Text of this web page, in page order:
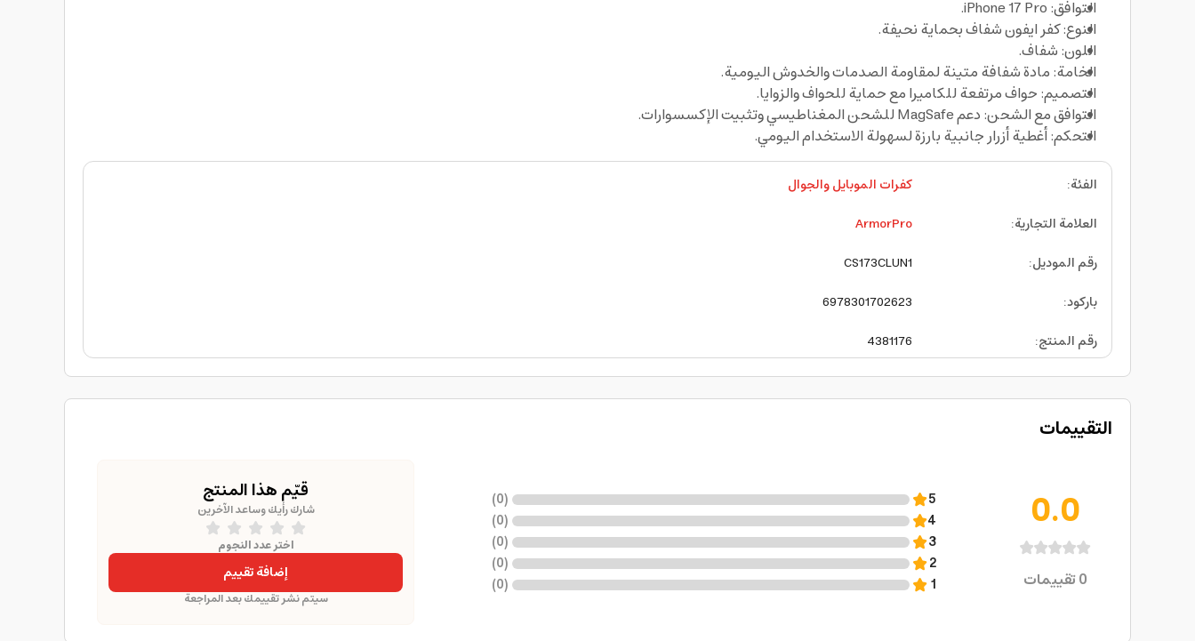
التوافق: iPhone 17 Pro.
النوع: كفر ايفون شفاف بحماية نحيفة.
اللون: شفاف.
الخامة: مادة شفافة متينة لمقاومة الصدمات والخدوش اليومية.
التصميم: حواف مرتفعة للكاميرا مع حماية للحواف والزوايا.
التوافق مع الشحن: دعم MagSafe للشحن المغناطيسي وتثبيت الإكسسوارات.
التحكم: أغطية أزرار جانبية بارزة لسهولة الاستخدام اليومي.
الفئة:
كفرات الموبايل والجوال
العلامة التجارية:
ArmorPro
رقم الموديل:
CS173CLUN1
باركود:
6978301702623
رقم المنتج:
4381176
التقييمات
0.0
0تقييمات
5
(
0
)
4
(
0
)
3
(
0
)
2
(
0
)
1
(
0
)
قيّم هذا المنتج
شارك رأيك وساعد الآخرين
اختر عدد النجوم
إضافة تقييم
سيتم نشر تقييمك بعد المراجعة